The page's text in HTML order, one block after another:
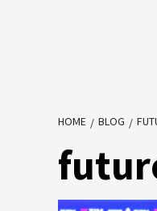
HOME BLOG